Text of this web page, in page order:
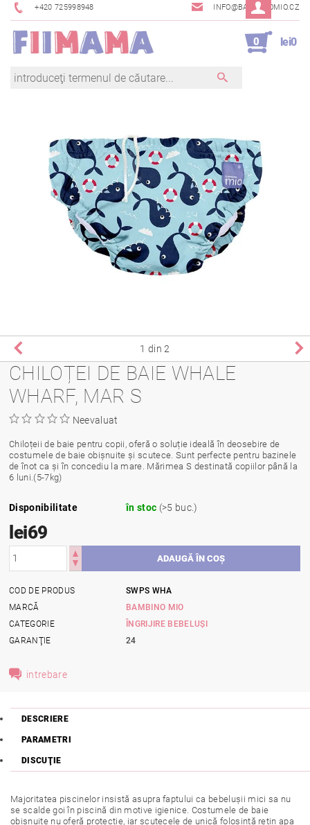
+420 725998948 INFO@BAMBINOMIO.CZ
0 lei0
1 din 2
CHILOȚEI DE BAIE WHALE
WHARF, MAR S
Neevaluat
Chiloțeii de baie pentru copii, oferă o soluție ideală în deosebire de
costumele de baie obișnuite și scutece. Sunt perfecte pentru bazinele
de înot ca și în concediu la mare. Mărimea S destinată copiilor până la
6 luni.(5-7kg)
Disponibilitate în stoc (>5 buc.)
lei69
COD DE PRODUS
SWPS WHA
MARCĂ
BAMBINO MIO
CATEGORIE
ÎNGRIJIRE BEBELUȘI
GARANŢIE
24
intrebare
DESCRIERE
PARAMETRI
DISCUŢIE
Majoritatea piscinelor insistă asupra faptului ca bebelușii mici sa nu
se scalde goi în piscină din motive igienice. Costumele de baie
obișnuite nu oferă protecție, iar scutecele de unică folosință rețin apa